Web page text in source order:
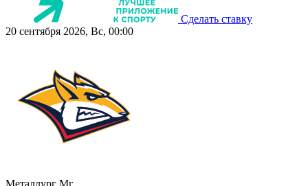
Сделать ставку
20 сентября 2026, Вс, 00:00